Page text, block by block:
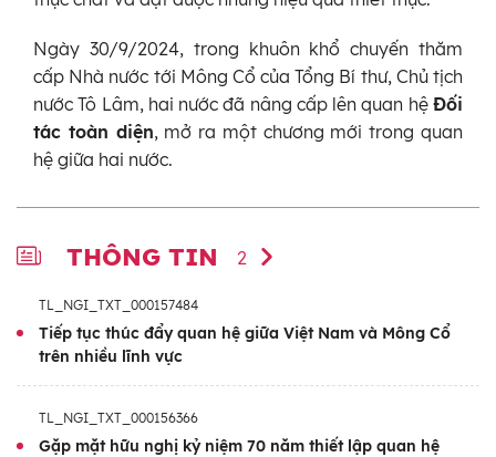
Ngày 30/9/2024, trong khuôn khổ chuyến thăm
cấp Nhà nước tới Mông Cổ của Tổng Bí thư, Chủ tịch
nước Tô Lâm, hai nước đã nâng cấp lên quan hệ Đối
tác toàn diện, mở ra một chương mới trong quan
hệ giữa hai nước.
THÔNG TIN 2
TL_NGI_TXT_000157484
Tiếp tục thúc đẩy quan hệ giữa Việt Nam và Mông Cổ
trên nhiều lĩnh vực
TL_NGI_TXT_000156366
Gặp mặt hữu nghị kỷ niệm 70 năm thiết lập quan hệ